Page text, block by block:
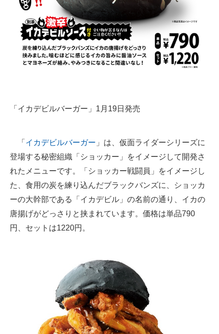
モノづくり技術者専門サイト
エレクトロニクス専門サイト
電子設計の基本と応用
「イカデビルバーガー」1月19日発売
「 イカデビルバーガー 」は、仮面ライダーシリーズに
登場する秘密組織「ショッカー」をイメージして開発さ
れたメニューです。「ショッカー戦闘員」をイメージし
た、食用の炭を練り込んだブラックバンズに、ショッカ
ーの大幹部である「イカデビル」の名前の通り、イカの
唐揚げがどっさりと挟まれています。価格は単品790
円、セットは1220円。